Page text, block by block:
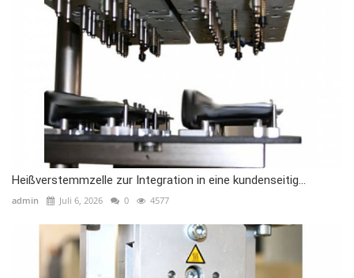
Heißverstemmzelle zur Integration in eine kundenseitig...
admin Juli 6, 2026 0 4577